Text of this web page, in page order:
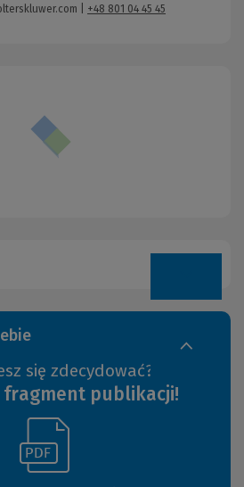
się zdecydować?
fragment publikacji!
(Nowe
okno)
innej
+48 801 04 45 45